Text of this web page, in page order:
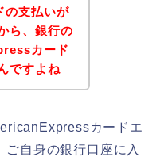
支払いが
ら、銀行の
カード
ですよね
カードエ
自身の銀行口座に入